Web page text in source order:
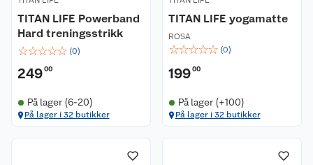
TITAN LIFE Powerband
Hard treningsstrikk
☆☆☆☆☆ (0)
24900
På lager (6-20)
På lager i 32 butikker
TITAN LIFE yogamatte
ROSA
☆☆☆☆☆ (0)
19900
På lager (+100)
På lager i 32 butikker